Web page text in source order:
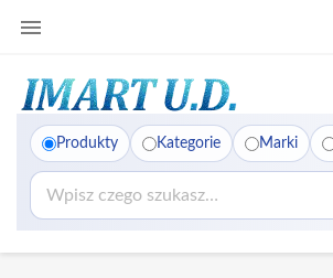

Produkty Kategorie Marki